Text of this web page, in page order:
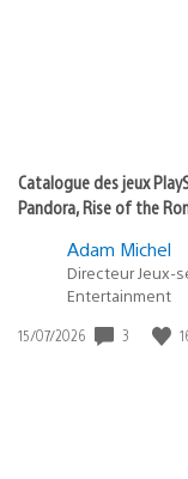
Catalogue des jeux
Pandora, Rise of the
Adam Michel
Directeur Jeux-
Entertainment
Date
15/07/2026 3